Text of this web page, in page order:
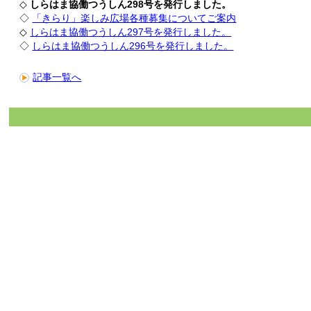
◇ しらはま協働つうしん298号を発行しました。
◇
「きらり」楽しみ広場各種募集についてご案内
◇ しらはま協働つうしん297号を発行しました。
◇ しらはま協働つうしん296号を発行しました。
記事一覧へ